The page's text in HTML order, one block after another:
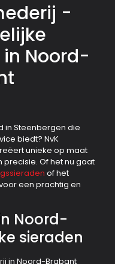
-
Noord-
in Steenbergen die
biedt? NvK
unieke op maat
Of het nu gaat
of het
een prachtig en
Noord-
sieraden
in Noord-Brabant